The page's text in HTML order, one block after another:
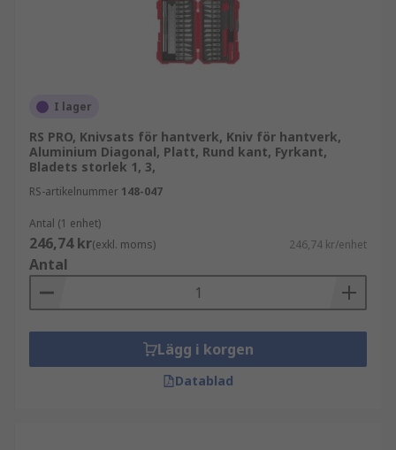
föremål, särskilt för kirurgiska blad.
Öppna skalpellbladets förpackning vid
Ta bort bladet med ett instrument, möjligen
Matcha skalpellbladet mot
skalpellhandtaget.
spåren i skalpellhandtaget. Fortsätt att
flytta bladet nedåt tills det klickar på plats.
För en hobbykniv måste hylsan som säkrar bladet
öppnas.
Ta bort bladet från handtaget och kassera
det försiktigt.
I lager
RS PRO, Knivsats för hantverk, Kniv för hantverk,
Aluminium Diagonal, Platt, Rund kant, Fyrkant,
Bladets storlek 1, 3,
RS-artikelnummer 148-047
Antal (1 enhet)
246,74 kr(exkl. moms) 246,74 kr/enhet
Antal
Lägg i korgen
Datablad